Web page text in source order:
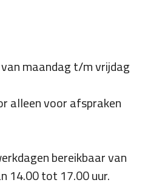
maandag t/m vrijdag
alleen voor afspraken
bereikbaar van
14.00 tot 17.00 uur.